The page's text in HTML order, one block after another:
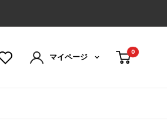
マイページ
0